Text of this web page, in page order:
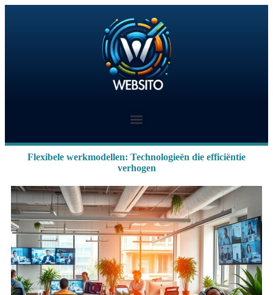
Flexibele werkmodellen: Technologieën die efficiëntie
verhogen